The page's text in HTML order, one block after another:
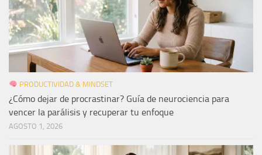
PRODUCTIVIDAD & MINDSET
¿Cómo dejar de procrastinar? Guía de neurociencia para
vencer la parálisis y recuperar tu enfoque
AGOSTO 1, 2026